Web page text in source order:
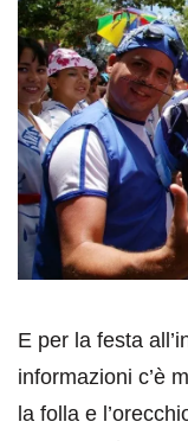
E per la festa
informazioni c’è
la folla e